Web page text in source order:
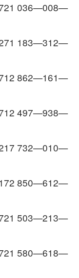
721 036—008—
271 183—312—
712 862—161—
712 497—938—
217 732—010—
172 850—612—
721 503—213—
721 580—618—